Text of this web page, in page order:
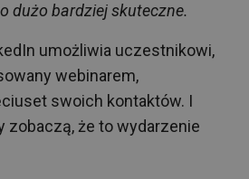
dużo bardziej skuteczne.
umożliwia uczestnikowi,
webinarem,
swoich kontaktów. I
że to wydarzenie